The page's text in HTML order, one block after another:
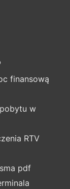
finansową
w
RTV
pdf